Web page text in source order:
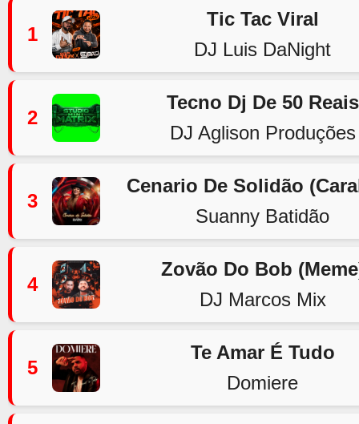
1
Tic Tac Viral
DJ Luis DaNight
2
Tecno Dj De 50 Reais
DJ Aglison Produções
3
Cenario De Solidão
Suanny Batidão
4
Zovão Do Bob
DJ Marcos Mix
5
Te Amar É Tudo
Domiere